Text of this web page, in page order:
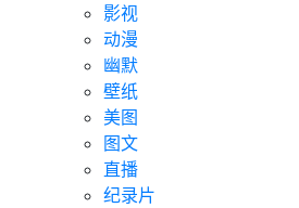
影视
动漫
幽默
壁纸
美图
图文
直播
纪录片